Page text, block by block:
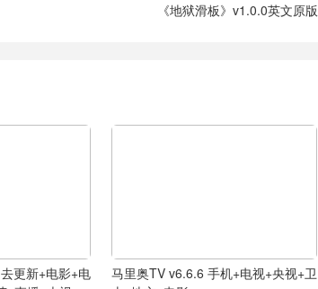
《地狱滑板》v1.0.0英文原版
更新+电影+电
马里奥TV v6.6.6 手机+电视+央视+卫